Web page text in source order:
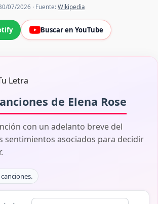
07/2026 · Fuente: Wikipedia
Buscar en YouTube
Letra
de Elena Rose
con un adelanto breve del
sentimientos asociados para decidir